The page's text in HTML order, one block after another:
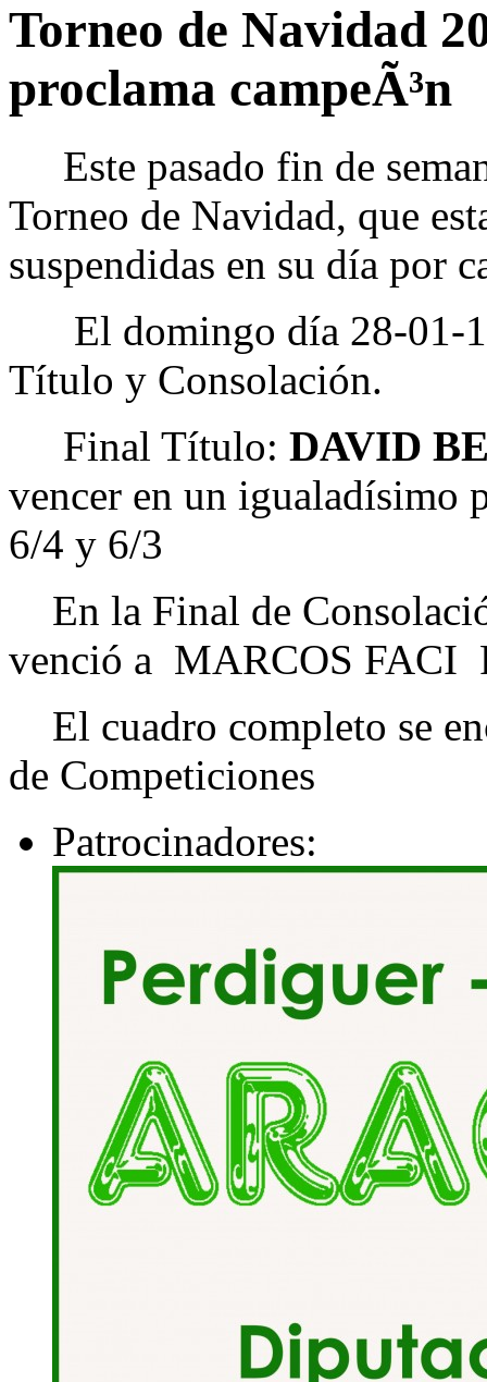
Torneo de Navidad
proclama campeÃ³n
Este pasado fin de
Torneo de Navidad, que
suspendidas en su día por
El domingo día 28-01-
Título y Consolación.
Final Título: DAVID
vencer en un
6/4 y 6/3
En la Final de
venció a MARCOS FACI
El cuadro completo se
de Competiciones
Patrocinadores: